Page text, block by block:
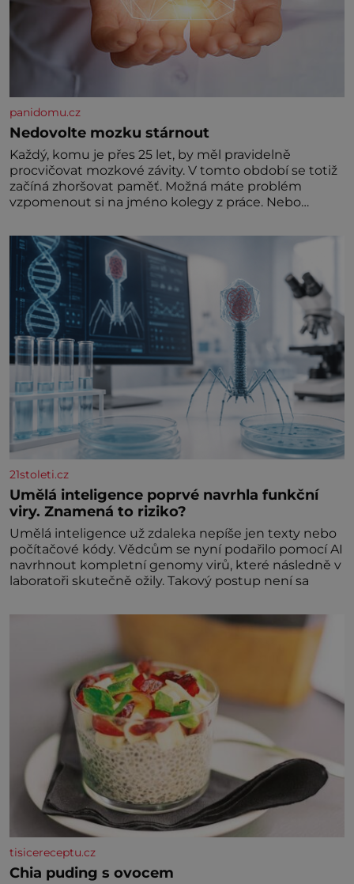
panidomu.cz
Nedovolte mozku stárnout
Každý, komu je přes 25 let, by měl pravidelně
procvičovat mozkové závity. V tomto období se totiž
začíná zhoršovat paměť. Možná máte problém
vzpomenout si na jméno kolegy z práce. Nebo
nedávno přečetli. Je to opravdu tak, s věkem jako
kdyby se paměť rozhodla stávkovat. Cvičte
21stoleti.cz
Umělá inteligence poprvé navrhla funkční
viry. Znamená to riziko?
Umělá inteligence už zdaleka nepíše jen texty nebo
počítačové kódy. Vědcům se nyní podařilo pomocí AI
navrhnout kompletní genomy virů, které následně v
laboratoři skutečně ožily. Takový postup není sa
tisicereceptu.cz
Chia puding s ovocem